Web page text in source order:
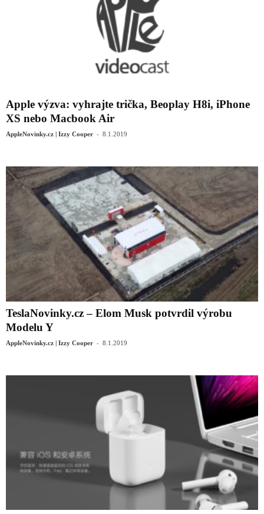
Apple výzva: vyhrajte trička, Beoplay H8i, iPhone
XS nebo Macbook Air
AppleNovinky.cz | Izzy Cooper - 8.1.2019
TeslaNovinky.cz – Elom Musk potvrdil výrobu
Modelu Y
AppleNovinky.cz | Izzy Cooper - 8.1.2019